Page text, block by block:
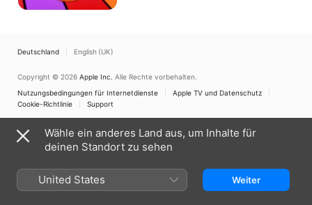
Deutschland English (UK)
Copyright © 2026 Apple Inc. Alle Rechte vorbehalten.
Nutzungsbedingungen für Internetdienste
Apple TV und Datenschutz
Cookie-Richtlinie
Support
Wähle ein anderes Land aus, um Inhalte für
deinen Standort zu sehen
United States Weiter